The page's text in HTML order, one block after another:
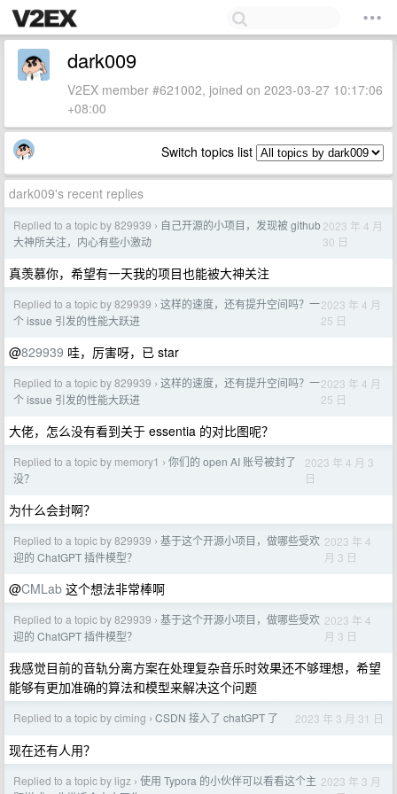
dark009
V2EX member #621002, joined on 2023-03-27 10:17:06
+08:00
Switch topics list
dark009's recent replies
Replied to a topic by 829939 › 自己开源的小项目，发现被 github
大神所关注，内心有些小激动
2023 年 4 月
30 日
真羡慕你，希望有一天我的项目也能被大神关注
Replied to a topic by 829939 › 这样的速度，还有提升空间吗？一
个 issue 引发的性能大跃进
2023 年 4 月
25 日
@829939 哇，厉害呀，已 star
Replied to a topic by 829939 › 这样的速度，还有提升空间吗？一
个 issue 引发的性能大跃进
2023 年 4 月
25 日
大佬，怎么没有看到关于 essentia 的对比图呢？
Replied to a topic by memory1 › 你们的 open AI 账号被封了
没？
2023 年 4 月 3
日
为什么会封啊？
Replied to a topic by 829939 › 基于这个开源小项目，做哪些受欢
迎的 ChatGPT 插件模型？
2023 年 4
月 3 日
@CMLab 这个想法非常棒啊
Replied to a topic by 829939 › 基于这个开源小项目，做哪些受欢
迎的 ChatGPT 插件模型？
2023 年 4
月 3 日
我感觉目前的音轨分离方案在处理复杂音乐时效果还不够理想，希望
能够有更加准确的算法和模型来解决这个问题
Replied to a topic by ciming › CSDN 接入了 chatGPT 了 2023 年 3 月 31 日
现在还有人用？
Replied to a topic by ligz › 使用 Typora 的小伙伴可以看看这个主 2023 年 3 月